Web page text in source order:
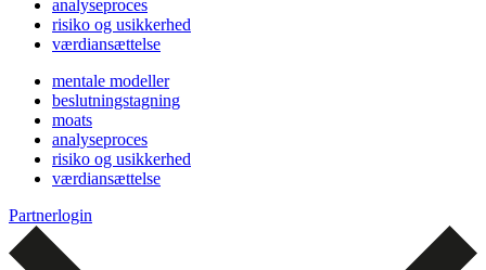
analyseproces
risiko og usikkerhed
værdiansættelse
mentale modeller
beslutningstagning
moats
analyseproces
risiko og usikkerhed
værdiansættelse
Partnerlogin